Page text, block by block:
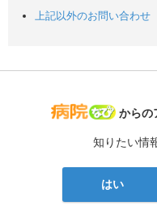
上記以外のお問い合わせ
病院な
からの
知りたい情
はい